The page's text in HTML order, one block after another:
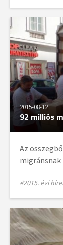
2015-08-12
92 milliós
Az
migránsnak
#2015. évi